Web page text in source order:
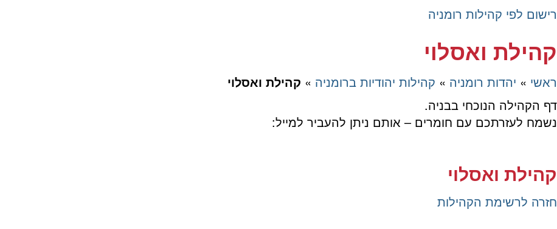
רישום לפי קהילות רומניה
קהילת ואסלוי
ראשי » יהדות רומניה » קהילות יהודיות ברומניה » קהילת ואסלוי
דף הקהילה הנוכחי בבניה.
נשמח לעזרתכם עם חומרים – אותם ניתן להעביר למייל:
קהילת ואסלוי
חזרה לרשימת הקהילות